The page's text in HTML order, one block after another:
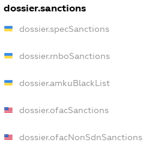
dossier.sanctions
dossier.specSanctions
dossier.rnboSanctions
dossier.amkuBlackList
dossier.ofacSanctions
dossier.ofacNonSdnSanctions